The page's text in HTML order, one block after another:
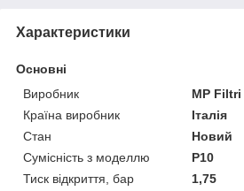
Характеристики
Основні
Виробник
MP Filtri
Країна виробник
Італія
Стан
Новий
Сумісність з моделлю
P10
Тиск відкриття, бар
1,75